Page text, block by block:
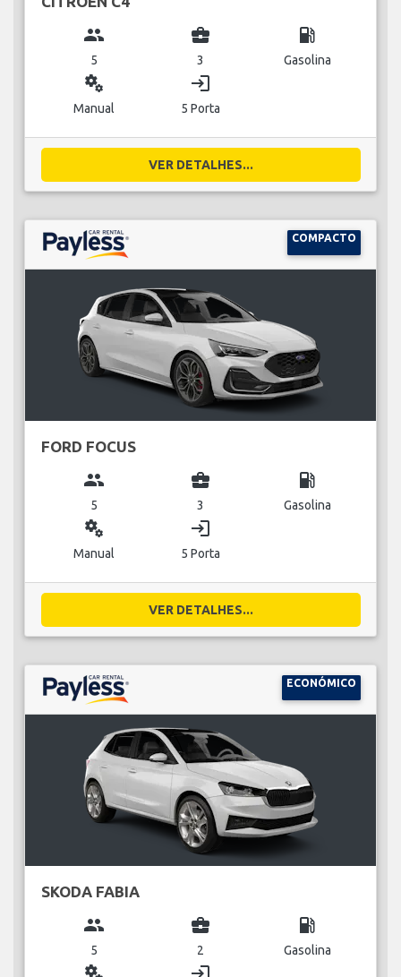
group
5
business_center
3
local_gas_station
Gasolina
miscellaneous_services
Manual
login
5 Porta
VER DETALHES...
COMPACTO
FORD FOCUS
group
5
business_center
3
local_gas_station
Gasolina
miscellaneous_services
Manual
login
5 Porta
VER DETALHES...
ECONÓMICO
SKODA FABIA
group
5
business_center
2
local_gas_station
Gasolina